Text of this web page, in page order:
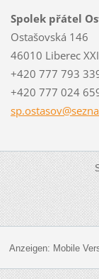
Spolek přátel
Ostašovská 146
46010 Liberec
+420 777 793
+420 777 024
sp.ostasov@sezna
Anzeigen: Mobile